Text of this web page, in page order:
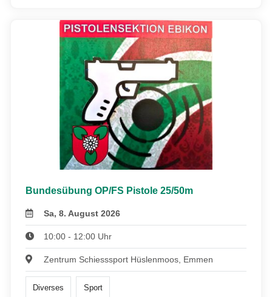
Bundesübung OP/FS Pistole 25/50m
Sa, 8. August 2026
10:00 - 12:00 Uhr
Zentrum Schiesssport Hüslenmoos, Emmen
Diverses Sport